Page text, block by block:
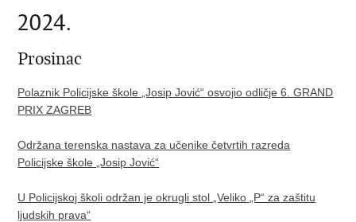
2024.​
Prosinac
Polaznik Policijske škole „Josip Jović“ osvojio odličje 6. GRAND
PRIX ZAGREB
Održana terenska nastava za učenike četvrtih razreda
Policijske škole „Josip Jović“
U Policijskoj školi održan je okrugli stol „Veliko „P“ za zaštitu
ljudskih prava“